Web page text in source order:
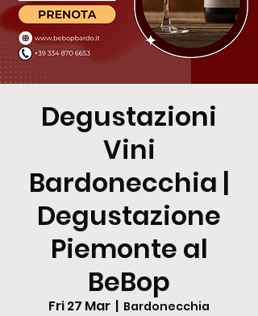
Degustazioni
Vini
Bardonecchia |
Degustazione
Piemonte al
BeBop
Fri 27 Mar
  |
Bardonecchia